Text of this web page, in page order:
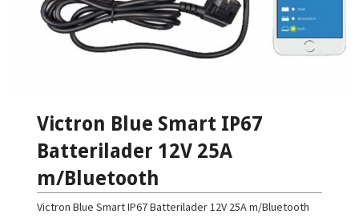
Victron Blue Smart IP67
Batterilader 12V 25A
m/Bluetooth
Victron Blue Smart IP67 Batterilader 12V 25A m/Bluetooth